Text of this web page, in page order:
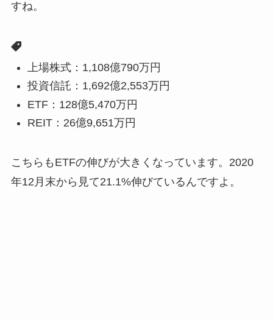
すね。
上場株式：1,108億790万円
投資信託：1,692億2,553万円
ETF：128億5,470万円
REIT：26億9,651万円
こちらもETFの伸びが大きくなっています。2020
年12月末から見て21.1%伸びているんですよ。